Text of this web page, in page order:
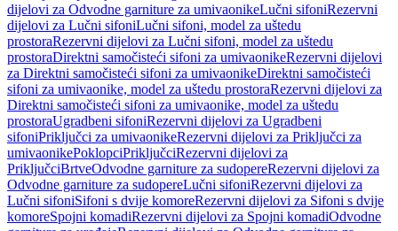
dijelovi za Odvodne garniture za umivaonikeLučni sifoniRezervni
dijelovi za Lučni sifoniLučni sifoni, model za uštedu
prostoraRezervni dijelovi za Lučni sifoni, model za uštedu
prostoraDirektni samočisteći sifoni za umivaonikeRezervni dijelovi
za Direktni samočisteći sifoni za umivaonikeDirektni samočisteći
sifoni za umivaonike, model za uštedu prostoraRezervni dijelovi za
Direktni samočisteći sifoni za umivaonike, model za uštedu
prostoraUgradbeni sifoniRezervni dijelovi za Ugradbeni
sifoniPriključci za umivaonikeRezervni dijelovi za Priključci za
umivaonikePoklopciPriključciRezervni dijelovi za
PriključciBrtveOdvodne garniture za sudopereRezervni dijelovi za
Odvodne garniture za sudopereLučni sifoniRezervni dijelovi za
Lučni sifoniSifoni s dvije komoreRezervni dijelovi za Sifoni s dvije
komoreSpojni komadiRezervni dijelovi za Spojni komadiOdvodne